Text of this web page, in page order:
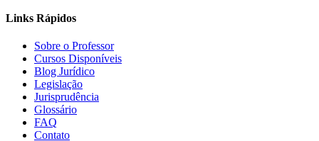
Links Rápidos
Sobre o Professor
Cursos Disponíveis
Blog Jurídico
Legislação
Jurisprudência
Glossário
FAQ
Contato